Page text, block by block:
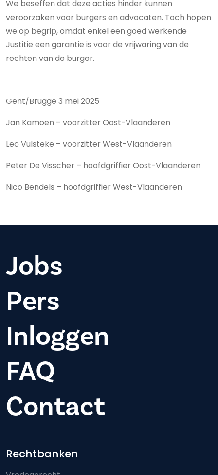
We beseffen dat deze acties hinder kunnen
veroorzaken voor burgers en advocaten. Toch hopen
we op begrip, omdat enkel een goed werkende
Justitie een garantie is voor de vrijwaring van de
rechten van de burger.
Gent/Brugge 3 mei 2025
Jan Kamoen – voorzitter Oost-Vlaanderen
Leo Vulsteke – voorzitter West-Vlaanderen
Peter De Visscher – hoofdgriffier Oost-Vlaanderen
Nico Bendels – hoofdgriffier West-Vlaanderen
Jobs
Pers
Inloggen
FAQ
Contact
Footer-menu
Rechtbanken